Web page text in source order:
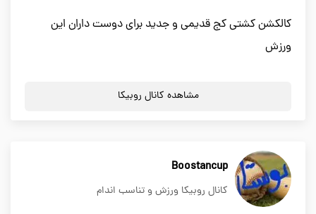
کالکشن کشتی کج قدیمی و جدید برای دوست داران این
ورزش
مشاهده کانال روبیکا
Boostancup
کانال روبیکا ورزش و تناسب اندام